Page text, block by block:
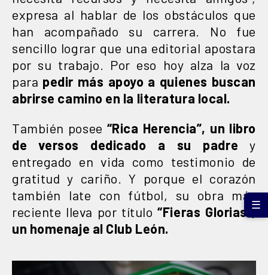
expresa al hablar de los obstáculos que
han acompañado su carrera. No fue
sencillo lograr que una editorial apostara
por su trabajo. Por eso hoy alza la voz
para pedir más apoyo a quienes buscan
abrirse camino en la literatura local.
También posee “Rica Herencia”, un libro
de versos dedicado a su padre y
entregado en vida como testimonio de
gratitud y cariño. Y porque el corazón
también late con fútbol, su obra más
reciente lleva por título“Fieras Glorias”,
un homenaje al Club León.
☰